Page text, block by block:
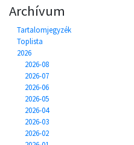
Archívum
Tartalomjegyzék
Toplista
2026
2026-08
2026-07
2026-06
2026-05
2026-04
2026-03
2026-02